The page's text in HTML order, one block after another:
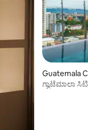
Guatemala
ಪಾರ್ಟ್‌ಮಂಟ್
ಗ್ವಾಟೆಮಾಲಾ